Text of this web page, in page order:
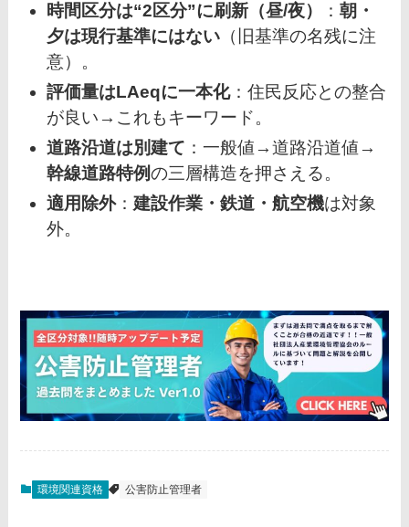
時間区分は“2区分”に刷新（昼/夜） ： 朝・
夕は現行基準にはない（旧基準の名残に注
意）。
評価量はLAeqに一本化：住民反応との整合
が良い→これもキーワード。
道路沿道は別建て ：一般値→道路沿道値→
幹線道路特例の三層構造を押さえる。
適用除外： 建設作業・鉄道・航空機は対象
外。
環境関連資格 公害防止管理者